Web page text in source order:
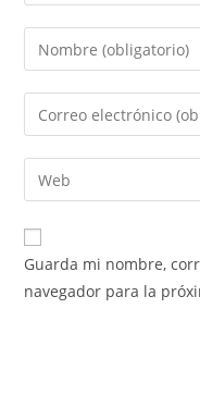
Introduce
tu
nombre
de
usuario
para
comentar
Introduce
tu
dirección
de
electrónico
para
comentar
Introduce
la
URL
de
Guarda mi nombre,
navegador para la